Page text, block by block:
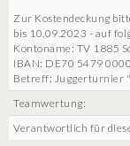
Zur Kostendeckung
bis 10.09.2023 - auf
Kontoname: TV 1885
IBAN: DE70 5479
Betreff: Juggerturnier
Teamwertung:
Verantwortlich für